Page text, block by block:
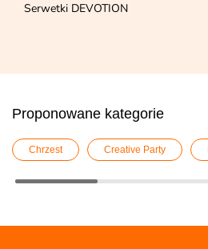
Serwetki DEVOTION
Proponowane kategorie
Chrzest Creative Party